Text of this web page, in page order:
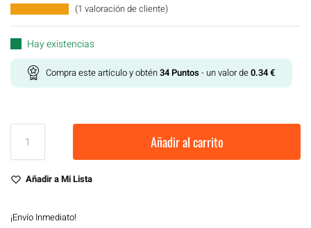
(1 valoración de cliente)
Hay existencias
Compra este artículo y obtén34Puntos - un valor de0.34€
Añadir al carrito
Añadir a Mi Lista
¡Envío Inmediato!